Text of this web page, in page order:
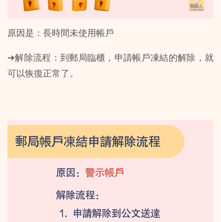
原因是：長時間未使用帳戶
➔解除流程：到郵局臨櫃，申請帳戶凍結的解除，就
可以恢復正常了。